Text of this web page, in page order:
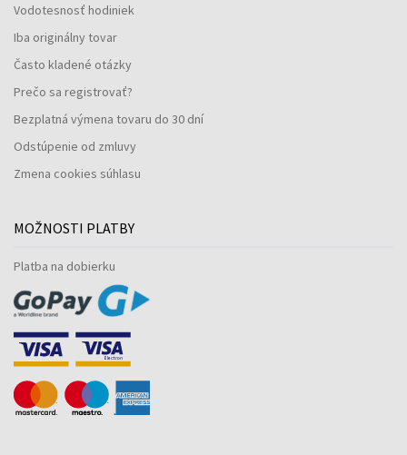
Vodotesnosť hodiniek
Iba originálny tovar
Často kladené otázky
Prečo sa registrovať?
Bezplatná výmena tovaru do 30 dní
Odstúpenie od zmluvy
Zmena cookies súhlasu
MOŽNOSTI PLATBY
Platba na dobierku